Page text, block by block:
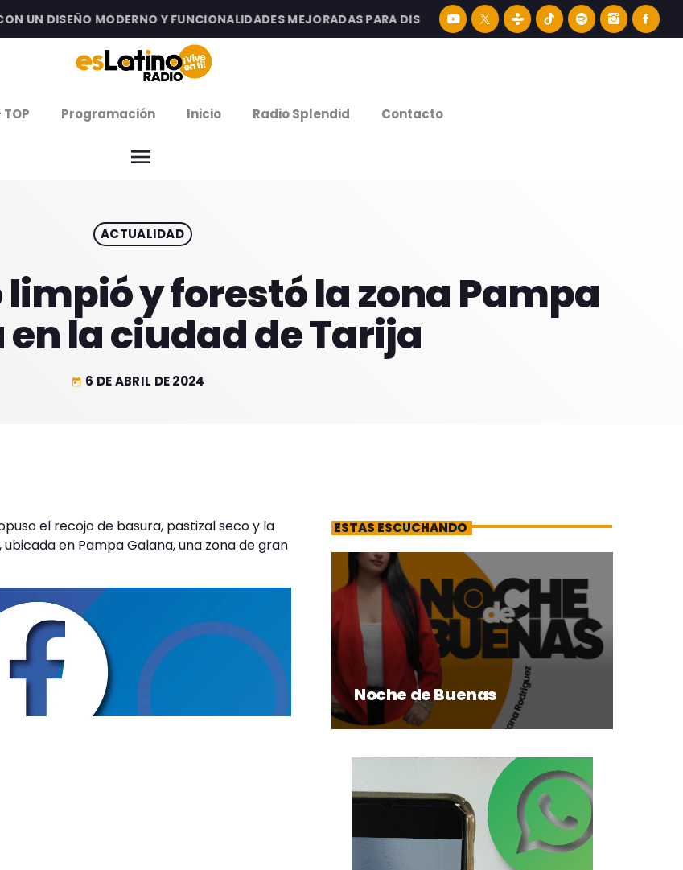
DISEÑO MODERNO Y FUNCIONALIDADES MEJORADAS PARA DISFRUTAR LA MEJOR MÚSICA LATINA Y
TOP Programación Inicio Radio Splendid Contacto
menu
ACTUALIDAD
y forestó la zona Pampa
la ciudad de Tarija
today 6 DE ABRIL DE 2024
el recojo de basura, pastizal seco y la
en Pampa Galana, una zona de gran
ESTAS ESCUCHANDO
Noche de Buenas